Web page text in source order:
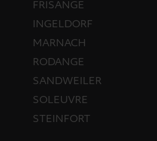
FRISANGE
INGELDORF
MARNACH
RODANGE
SANDWEILER
SOLEUVRE
STEINFORT